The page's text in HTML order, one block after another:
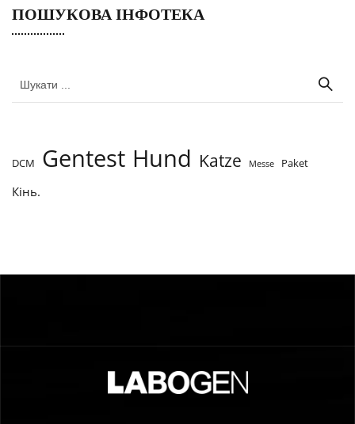
ПОШУКОВА ІНФОТЕКА
DCM Gentest Hund Katze Messe Paket
Кінь.